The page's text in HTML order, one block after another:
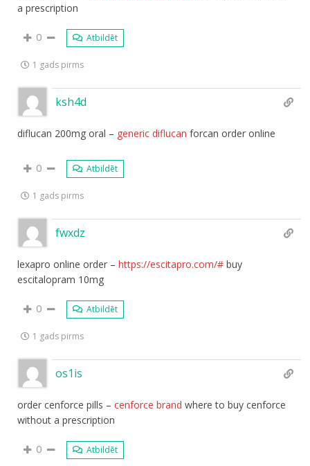
a prescription
0 Atbildēt
1 gads pirms
ksh4d
diflucan 200mg oral – generic diflucan forcan order online
0 Atbildēt
1 gads pirms
fwxdz
lexapro online order –https://escitapro.com/# buy
escitalopram 10mg
0 Atbildēt
1 gads pirms
os1is
order cenforce pills –cenforce brand where to buy cenforce
without a prescription
0 Atbildēt